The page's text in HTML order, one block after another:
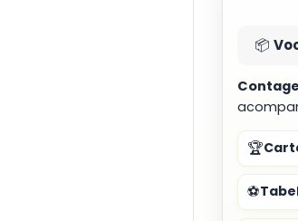
📦
🏆
⚽